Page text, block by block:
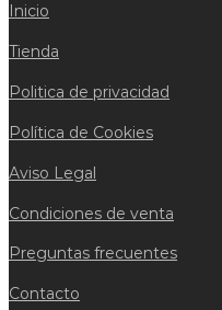
Inicio
Tienda
Politica de privacidad
Política de Cookies
Aviso Legal
Condiciones de venta
Preguntas frecuentes
Contacto